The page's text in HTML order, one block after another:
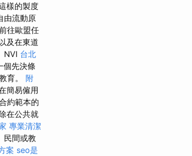
樣的製度
由流動原
往歐盟任
及在東道
NVI 台北
個先決條
育。 附
簡易僱用
約範本的
在公共就
專業清潔
民間或教
案 seo是